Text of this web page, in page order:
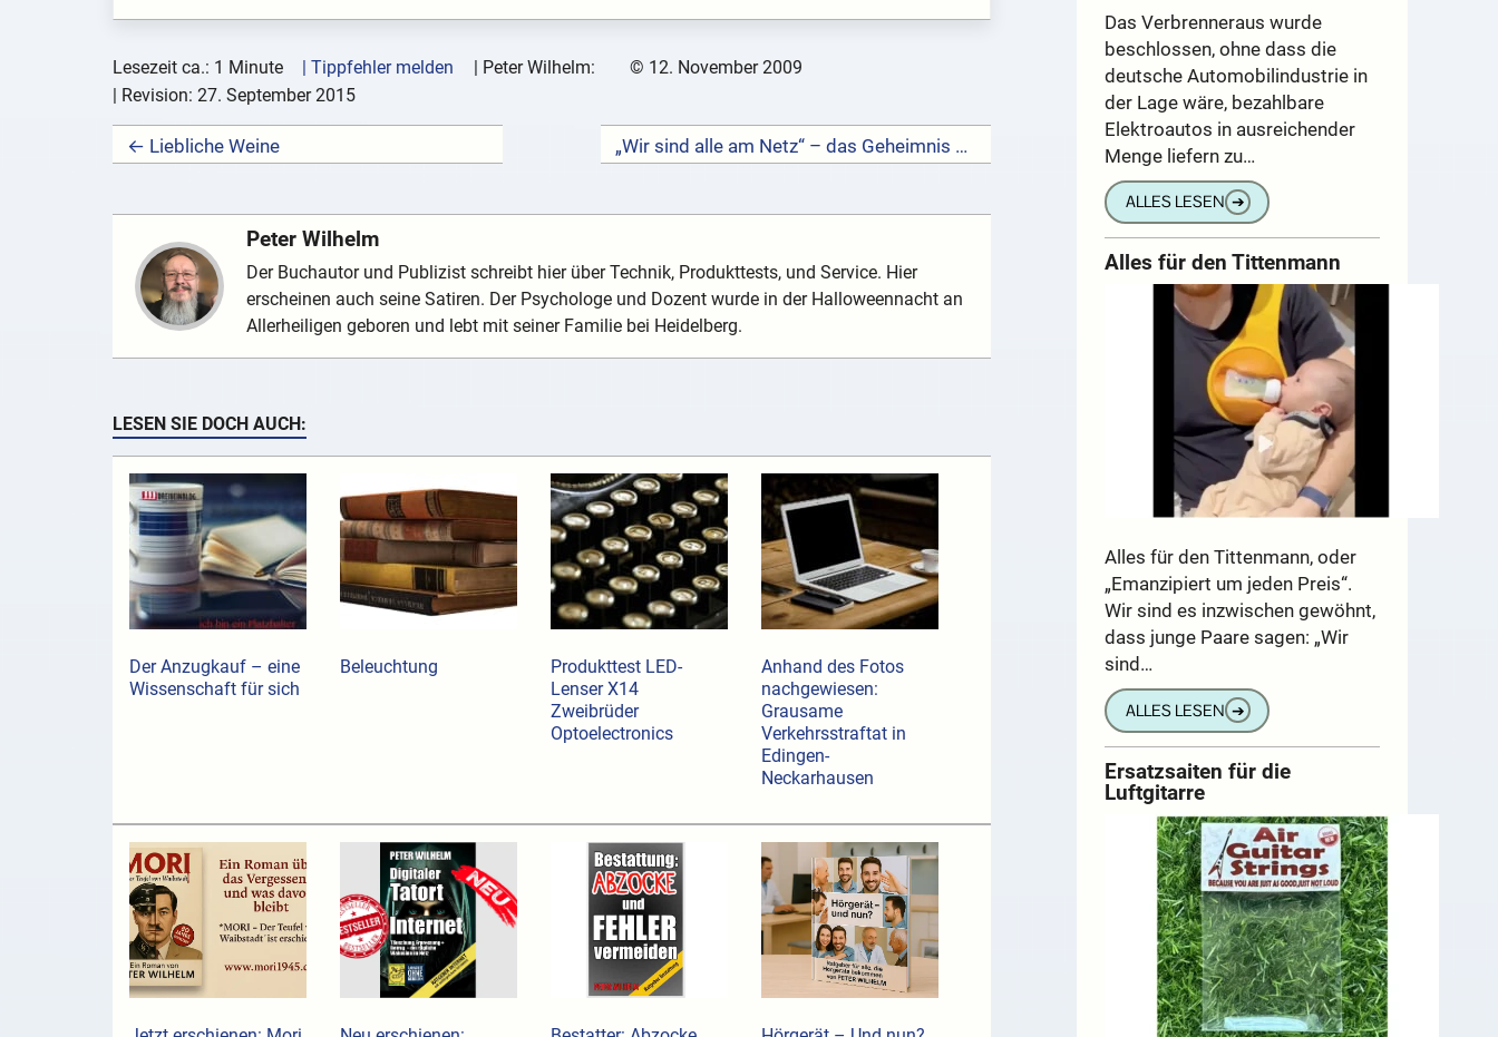
Lesezeit ca.: 1 Minute | Tippfehler melden Peter Wilhelm: © 12. November 2009
| Revision: 27. September 2015
← Liebliche Weine „Wir sind alle am Netz“ – das Geheimnis der kosmischen Lebensenergie →
Peter Wilhelm
Der Buchautor und Publizist schreibt hier über Technik, Produkttests, und Service. Hier
erscheinen auch seine Satiren. Der Psychologe und Dozent wurde in der Halloweennacht an
Allerheiligen geboren und lebt mit seiner Familie bei Heidelberg.
LESEN SIE DOCH AUCH:
Der Anzugkauf ­– eine
Wissenschaft für sich
Beleuchtung
Produkttest LED-
Lenser X14
Zweibrüder
Optoelectronics
Anhand des Fotos
nachgewiesen:
Grausame
Verkehrsstraftat in
Edingen-
Neckarhausen
Das Verbrenneraus wurde
beschlossen, ohne dass die
deutsche Automobilindustrie in
der Lage wäre, bezahlbare
Elektroautos in ausreichender
Menge liefern zu…
ALLES LESEN ➔
Alles für den Tittenmann
Alles für den Tittenmann, oder
„Emanzipiert um jeden Preis“.
Wir sind es inzwischen gewöhnt,
dass junge Paare sagen: „Wir
sind…
ALLES LESEN ➔
Ersatzsaiten für die
Luftgitarre